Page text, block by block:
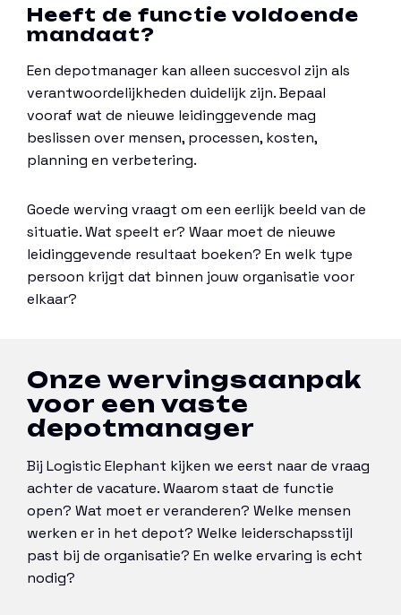
Heeft de functie voldoende
mandaat?
Een depotmanager kan alleen succesvol zijn als
verantwoordelijkheden duidelijk zijn. Bepaal
vooraf wat de nieuwe leidinggevende mag
beslissen over mensen, processen, kosten,
planning en verbetering.
Goede werving vraagt om een eerlijk beeld van de
situatie. Wat speelt er? Waar moet de nieuwe
leidinggevende resultaat boeken? En welk type
persoon krijgt dat binnen jouw organisatie voor
elkaar?
Onze wervingsaanpak
voor een vaste
depotmanager
Bij Logistic Elephant kijken we eerst naar de vraag
achter de vacature. Waarom staat de functie
open? Wat moet er veranderen? Welke mensen
werken er in het depot? Welke leiderschapsstijl
past bij de organisatie? En welke ervaring is echt
nodig?